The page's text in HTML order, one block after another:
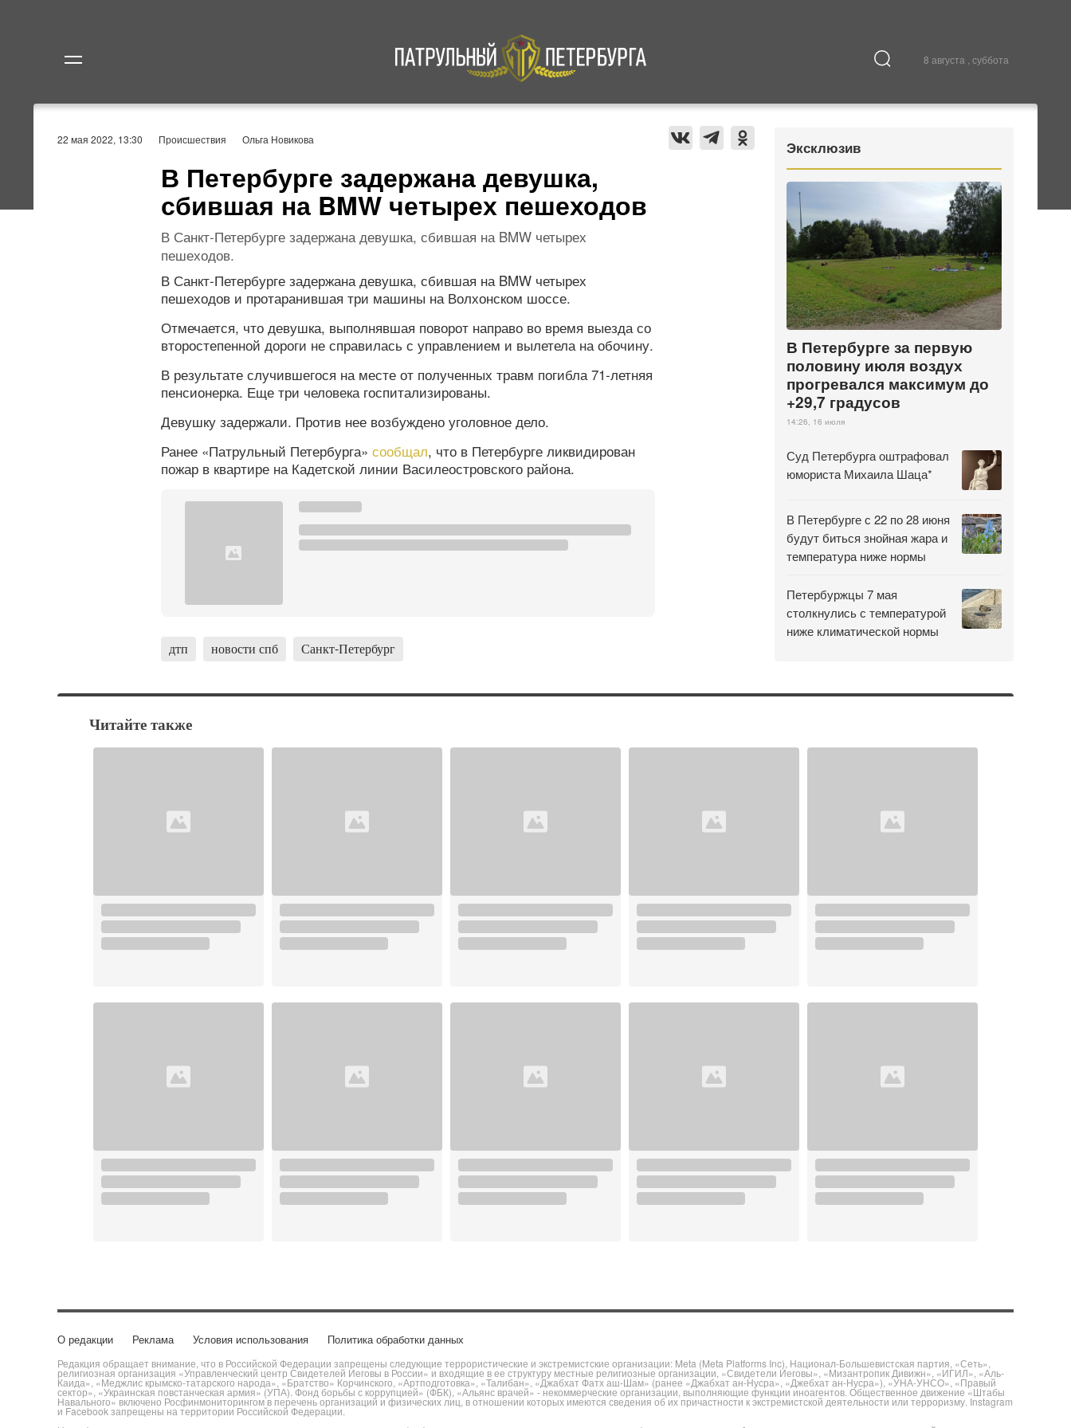
8 августа , суббота
Происшествия Культура
22 мая 2022, 13:30 Происшествия Ольга Новикова
В Петербурге задержана девушка,
сбившая на BMW четырех пешеходов
В Санкт-Петербурге задержана девушка, сбившая на BMW четырех
пешеходов.
В Санкт-Петербурге задержана девушка, сбившая на BMW четырех
пешеходов и протаранившая три машины на Волхонском шоссе.
Отмечается, что девушка, выполнявшая поворот направо во время выезда со
второстепенной дороги не справилась с управлением и вылетела на обочину.
В результате случившегося на месте от полученных травм погибла 71-летняя
пенсионерка. Еще три человека госпитализированы.
Девушку задержали. Против нее возбуждено уголовное дело.
Ранее «Патрульный Петербурга» сообщал, что в Петербурге ликвидирован
пожар в квартире на Кадетской линии Василеостровского района.
дтп новости спб Санкт-Петербург
Эксклюзив
В Петербурге за первую
половину июля воздух
прогревался максимум до
+29,7 градусов
14:26, 16 июля
Суд Петербурга оштрафовал
юмориста Михаила Шаца*
В Петербурге с 22 по 28 июня
будут биться знойная жара и
температура ниже нормы
Петербуржцы 7 мая
столкнулись с температурой
ниже климатической нормы
Читайте также
О редакции Реклама Условия использования Политика обработки данных
Редакция обращает внимание, что в Российской Федерации запрещены следующие террористические и экстремистские организации: Meta (Meta Platforms Inc), Национал-Большевистская партия, «Сеть»,
религиозная организация «Управленческий центр Свидетелей Иеговы в России» и входящие в ее структуру местные религиозные организации, «Свидетели Иеговы», «Мизантропик Дивижн», «ИГИЛ», «Аль-
Каида», «Меджлис крымско-татарского народа», «Братство» Корчинского, «Артподготовка», «Талибан», «Джабхат Фатх аш-Шам» (ранее «Джабхат ан-Нусра», «Джебхат ан-Нусра»), «УНА-УНСО», «Правый
сектор», «Украинская повстанческая армия» (УПА). Фонд борьбы с коррупцией» (ФБК), «Альянс врачей» - некоммерческие организации, выполняющие функции иноагентов. Общественное движение «Штабы
Навального» включено Росфинмониторингом в перечень организаций и физических лиц, в отношении которых имеются сведения об их причастности к экстремистской деятельности или терроризму. Instagram
и Facebook запрещены на территории Российской Федерации.